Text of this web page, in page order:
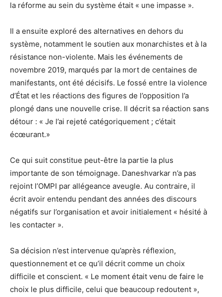
la réforme au sein du système était « une impasse ».
Il a ensuite exploré des alternatives en dehors du
système, notamment le soutien aux monarchistes et à la
résistance non-violente. Mais les événements de
novembre 2019, marqués par la mort de centaines de
manifestants, ont été décisifs. Le fossé entre la violence
d’État et les réactions des figures de l’opposition l’a
plongé dans une nouvelle crise. Il décrit sa réaction sans
détour : « Je l’ai rejeté catégoriquement ; c’était
écœurant.»
Ce qui suit constitue peut-être la partie la plus
importante de son témoignage. Daneshvarkar n’a pas
rejoint l’OMPI par allégeance aveugle. Au contraire, il
écrit avoir entendu pendant des années des discours
négatifs sur l’organisation et avoir initialement « hésité à
les contacter ».
Sa décision n’est intervenue qu’après réflexion,
questionnement et ce qu’il décrit comme un choix
difficile et conscient. « Le moment était venu de faire le
choix le plus difficile, celui que beaucoup redoutent »,